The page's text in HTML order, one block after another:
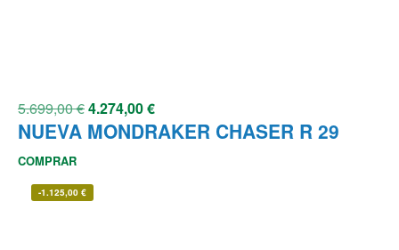
5.699,00€4.274,00€
NUEVA MONDRAKER CHASER R 29
COMPRAR
-1.125,00 €